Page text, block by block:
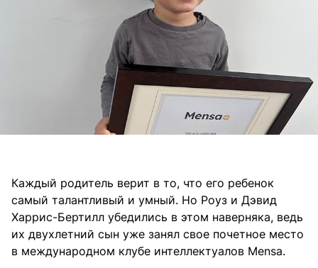
Каждый родитель верит в то, что его ребенок
самый талантливый и умный. Но Роуз и Дэвид
Харрис-Бертилл убедились в этом наверняка, ведь
их двухлетний сын уже занял свое почетное место
в международном клубе интеллектуалов Mensa.